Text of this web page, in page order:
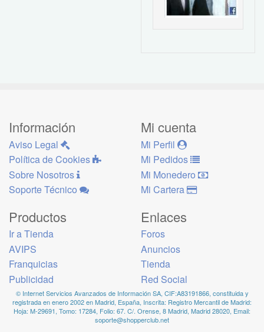
Información
Aviso Legal
Política de Cookies
Sobre Nosotros
Soporte Técnico
Mi cuenta
Mi Perfil
Mi Pedidos
Mi Monedero
Mi Cartera
Productos
Ir a Tienda
AVIPS
Franquicias
Publicidad
Enlaces
Foros
Anuncios
Tienda
Red Social
© Internet Servicios Avanzados de Información SA, CIF:A83191866, constituida y
registrada en enero 2002 en Madrid, España, Inscrita: Registro Mercantil de Madrid:
Hoja: M-29691, Tomo: 17284, Folio: 67. C/. Orense, 8 Madrid, Madrid 28020, Email:
soporte@shopperclub.net